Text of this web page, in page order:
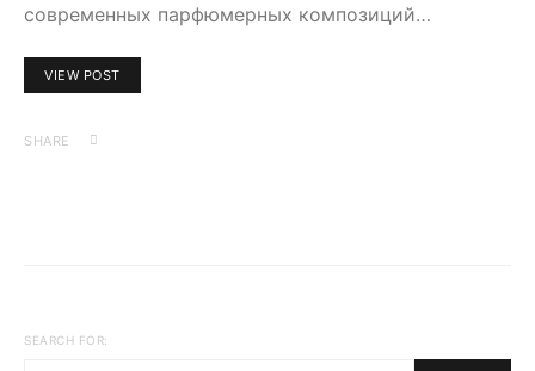
современных парфюмерных композиций…
VIEW POST
SHARE
SEARCH FOR: